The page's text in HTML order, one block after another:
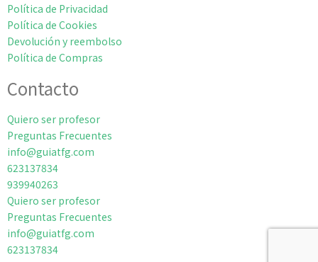
Política de Privacidad
Política de Cookies
Devolución y reembolso
Política de Compras
Contacto
Quiero ser profesor
Preguntas Frecuentes
info@guiatfg.com
623137834
939940263
Quiero ser profesor
Preguntas Frecuentes
info@guiatfg.com
623137834